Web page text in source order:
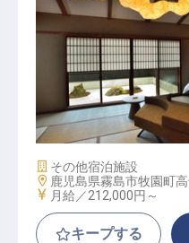
フロント／接客／配
施設業態
その他宿泊施設
勤務地
鹿児島県霧島市牧園町
給与
月給／212,000円～
キープする